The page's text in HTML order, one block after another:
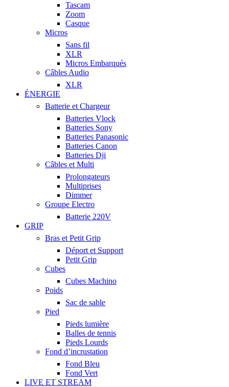
Tascam
Zoom
Casque
Micros
Sans fil
XLR
Micros Embarqués
Câbles Audio
XLR
ÉNERGIE
Batterie et Chargeur
Batteries Vlock
Batteries Sony
Batteries Panasonic
Batteries Canon
Batteries Dji
Câbles et Multi
Prolongateurs
Multiprises
Dimmer
Groupe Electro
Batterie 220V
GRIP
Bras et Petit Grip
Déport et Support
Petit Grip
Cubes
Cubes Machino
Poids
Sac de sable
Pied
Pieds lumière
Balles de tennis
Pieds Lourds
Fond d’incrustation
Fond Bleu
Fond Vert
LIVE ET STREAM